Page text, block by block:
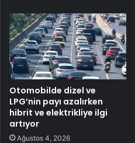
Otomobilde dizel ve
LPG’nin payı azalırken
hibrit ve elektrikliye ilgi
artıyor
Ağustos 4, 2026